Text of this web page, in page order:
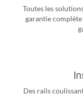
Toutes les
garantie complète
Des rails